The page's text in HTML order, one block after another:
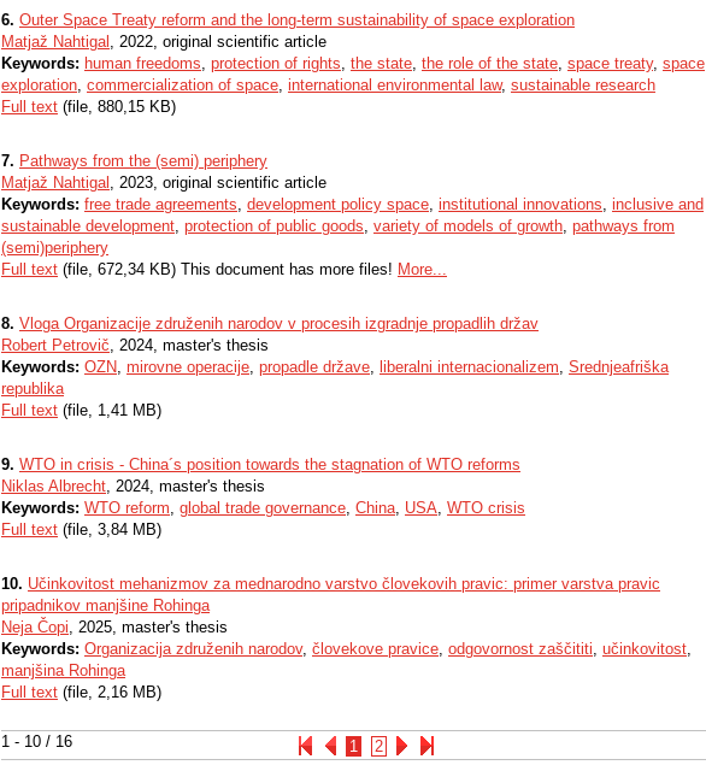
1 - 10 / 16 1 2
6. Outer Space Treaty reform and the long-term sustainability of space exploration
Matjaž Nahtigal , 2022, original scientific article
Keywords: human freedoms, protection of rights, the state, the role of the state, space treaty, space
exploration, commercialization of space, international environmental law, sustainable research
Full text (file, 880,15 KB)
7. Pathways from the (semi) periphery
Matjaž Nahtigal , 2023, original scientific article
Keywords: free trade agreements, development policy space, institutional innovations, inclusive and
sustainable development, protection of public goods, variety of models of growth, pathways from
(semi)periphery
Full text (file, 672,34 KB) This document has more files! More...
8. Vloga Organizacije združenih narodov v procesih izgradnje propadlih držav
Robert Petrovič, 2024, master's thesis
Keywords: OZN, mirovne operacije, propadle države, liberalni internacionalizem, Srednjeafriška
republika
Full text (file, 1,41 MB)
9. WTO in crisis - China´s position towards the stagnation of WTO reforms
Niklas Albrecht, 2024, master's thesis
Keywords: WTO reform, global trade governance, China, USA, WTO crisis
Full text (file, 3,84 MB)
10. Učinkovitost mehanizmov za mednarodno varstvo človekovih pravic: primer varstva pravic
pripadnikov manjšine Rohinga
Neja Čopi, 2025, master's thesis
Keywords: Organizacija združenih narodov, človekove pravice, odgovornost zaščititi, učinkovitost,
manjšina Rohinga
Full text (file, 2,16 MB)